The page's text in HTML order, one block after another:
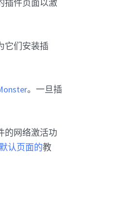
插件页面以激
它们安装插
。一旦插
的网络激活功
认页面的教